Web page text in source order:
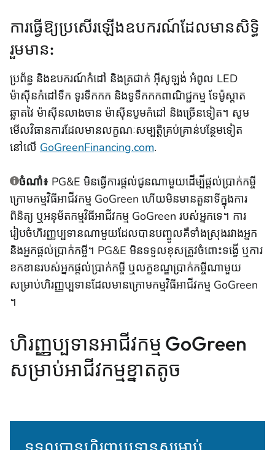
ការធ្វើឱ្យប្រសើរឡើងឧបករណ៍ដែលមានសិទ្ធិ
រួមមាន:
ប្រព័ន្ធ និងឧបករណ៍កំដៅ និងត្រជាក់ អ៊ីសូឡង់ អំពូល LED
ម៉ាស៊ីនកំដៅទឹក ទូរទឹកកក និងទូទឹកកកពាណិជ្ជកម្ម ទែម៉ូស្តាត
ឆ្លាតវៃ ម៉ាស៊ីនលាងចាន ម៉ាស៊ីនបូមកំដៅ និងច្រើនទៀត។ សូម
មើលវិធានការដែលមានលក្ខណៈសម្បត្តិគ្រប់គ្រាន់បន្ថែមទៀត
នៅលើ GoGreenFinancing.com.
ចំណាំ៖ PG&E មិនធ្វើការផ្តល់ជូនណាមួយដើម្បីផ្តល់ប្រាក់កម្ចី
ក្រោមកម្មវិធីអាជីវកម្ម GoGreen ហើយមិនមានតួនាទីក្នុងការ
ពិនិត្យ ឬអនុម័តកម្មវិធីអាជីវកម្ម GoGreen របស់អ្នកទេ។ ការ
រៀបចំហិរញ្ញប្បទានណាមួយដែលបានបញ្ចូលគឺទាំងស្រុងរវាងអ្នក
និងអ្នកផ្តល់ប្រាក់កម្ចី។ PG&E មិនទទួលខុសត្រូវចំពោះទង្វើ ឬការ
ខកខានរបស់អ្នកផ្តល់ប្រាក់កម្ចី ឬលក្ខខណ្ឌប្រាក់កម្ចីណាមួយ
សម្រាប់ហិរញ្ញប្បទានដែលមានក្រោមកម្មវិធីអាជីវកម្ម GoGreen
។
ហិរញ្ញប្បទានអាជីវកម្ម GoGreen
សម្រាប់អាជីវកម្មខ្នាតតូច